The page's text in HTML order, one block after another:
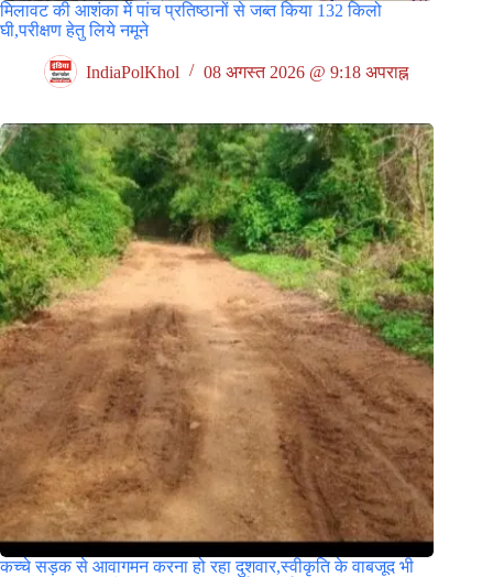
मिलावट की आशंका में पांच प्रतिष्ठानों से जब्त किया 132 किलो
घी,परीक्षण हेतु लिये नमूने
IndiaPolKhol 08 अगस्त 2026 @ 9:18 अपराह्न
कच्चे सड़क से आवागमन करना हो रहा दुशवार,स्वीकृति के वाबजूद भी